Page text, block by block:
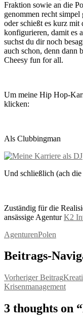
Fraktion sowie an die
genommen recht
oder schießt es kurz mit
konfigurieren, damit es
suchst du dir noch
auch schon, denn dann
Cheesy fun for all.
Um meine Hip Hop-
klicken:
Als Clubbingman
Und schließlich (ach
Zuständig für die
ansässige AgenturK2
AgenturenPolen
Beitrags-
Vorheriger Beitrag
Krisenmanagement
3 thoughts on